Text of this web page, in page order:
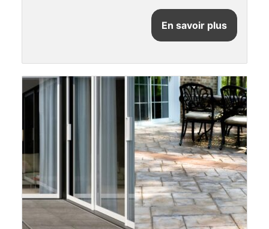
En savoir plus